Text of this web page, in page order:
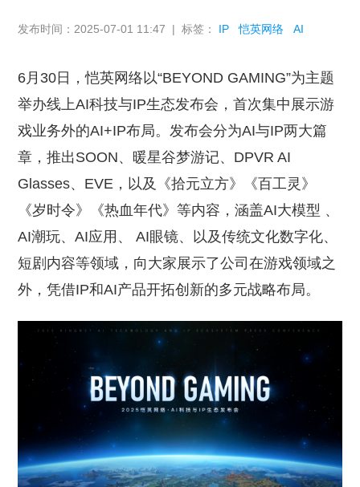
发布时间：2025-07-01 11:47 | 标签： IP 恺英网络 AI
6月30日，恺英网络以“BEYOND GAMING”为主题
举办线上AI科技与IP生态发布会，首次集中展示游
戏业务外的AI+IP布局。发布会分为AI与IP两大篇
章，推出SOON、暖星谷梦游记、DPVR AI
Glasses、EVE，以及《拾元立方》《百工灵》
《岁时令》《热血年代》等内容，涵盖AI大模型 、
AI潮玩、AI应用、 AI眼镜、以及传统文化数字化、
短剧内容等领域，向大家展示了公司在游戏领域之
外，凭借IP和AI产品开拓创新的多元战略布局。